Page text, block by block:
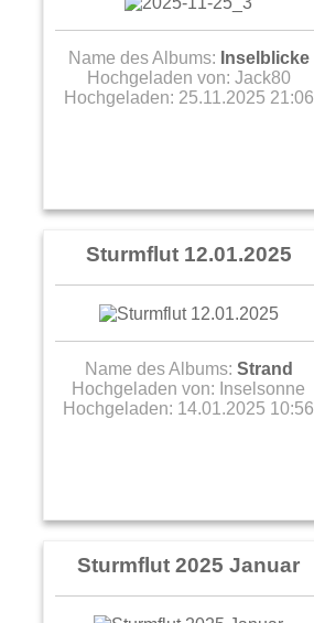
Name des Albums: Inselblicke
Hochgeladen von: Jack80
Hochgeladen: 25.11.2025 21:06
Sturmflut 12.01.2025
Name des Albums: Strand
Hochgeladen von: Inselsonne
Hochgeladen: 14.01.2025 10:56
Sturmflut 2025 Januar